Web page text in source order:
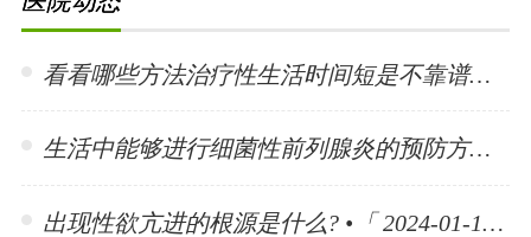
看看哪些方法治疗性生活时间短是不靠谱的? •「 2024-01-15 」
生活中能够进行细菌性前列腺炎的预防方法有哪些? •「 2024-01-15 」
出现性欲亢进的根源是什么? •「 2024-01-11 」